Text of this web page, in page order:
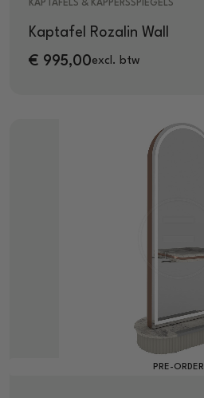
KAPTAFELS & KAPPERSSPIEGELS
Kaptafel Rozalin Wall
€ 995,00excl. btw
PRE-ORDER